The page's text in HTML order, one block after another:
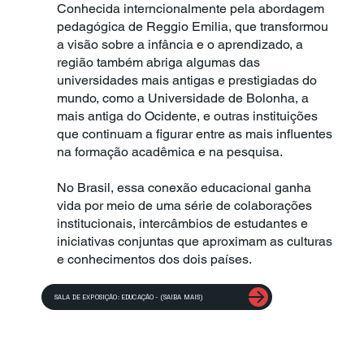
Conhecida interncionalmente pela abordagem
pedagógica de Reggio Emilia, que transformou
a visão sobre a infância e o aprendizado, a
região também abriga algumas das
universidades mais antigas e prestigiadas do
mundo, como a Universidade de Bolonha, a
mais antiga do Ocidente, e outras instituições
que continuam a figurar entre as mais influentes
na formação acadêmica e na pesquisa.
No Brasil, essa conexão educacional ganha
vida por meio de uma série de colaborações
institucionais, intercâmbios de estudantes e
iniciativas conjuntas que aproximam as culturas
e conhecimentos dos dois países.
SALA DE EXPOSIÇÃO: EDUCAÇÃO - (SAIBA MAIS)